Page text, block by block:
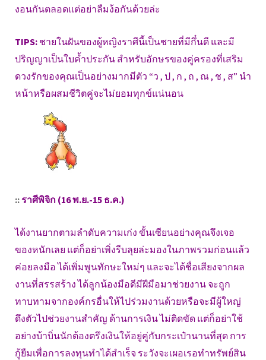
งอนกันตลอดแต่อย่าลืมง้อกันด้วยล่ะ
TIPS: ชายในฝันของผู้หญิงราศีนี้เป็นชายที่มีกึ๋นดี และมี
ปริญญาเป็นใบค้ำประกัน สำหรับอักษรของคู่ครองที่เสริม
ดวงรักของคุณเป็นอย่างมากมีตัว “ว , ป , ก , ถ , ณ , ช , ส” นำ
หน้าหรือผสมชีวิตคู่จะไม่ยอมทุกข์แน่นอน
::ราศีพิจิก (16 พ.ย.-15 ธ.ค.)
ได้งานยากตามลำดับความเก่ง ขั้นเซียนอย่างคุณจึงเจอ
ของหนักเลย แต่ก็อย่าเพิ่งรีบลุยล่ะมองในภาพรวมก่อนแล้ว
ค่อยลงมือ ได้เพิ่มพูนทักษะใหม่ๆ และจะได้ชื่อเสียงจากผล
งานที่สรรสร้าง ได้ลูกน้องมือดีมีฝีมือมาช่วยงาน จะถูก
ทาบทามจากองค์กรอื่นให้ไปร่วมงานด้วยหรือจะมีผู้ใหญ่
ดึงตัวไปช่วยงานสำคัญ ด้านการเงิน ไม่ติดขัด แต่ก็อย่าใช้
อย่างบ้าบิ่นนักต้องตรึงเงินให้อยู่คู่กับกระเป๋านานที่สุด การ
กู้ยืมเพื่อการลงทุนทำได้สำเร็จ ระวังจะเผอเรอทำทรัพย์สิน